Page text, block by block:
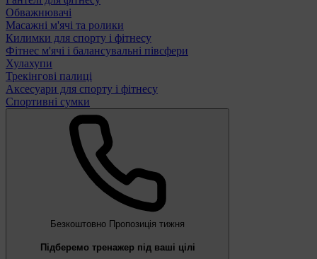
Обважнювачі
Масажні м'ячі та ролики
Килимки для спорту і фітнесу
Фітнес м'ячі і балансувальні півсфери
Хулахупи
Трекінгові палиці
Аксесуари для спорту і фітнесу
Спортивні сумки
Безкоштовно Пропозиція тижня
Підберемо тренажер під ваші цілі